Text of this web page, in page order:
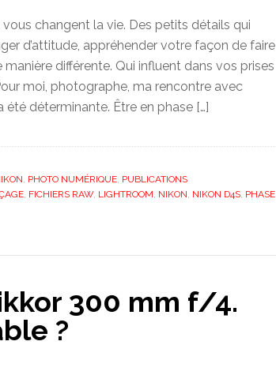
changent la vie. Des petits détails qui
d’attitude, appréhender votre façon de faire
différente. Qui influent dans vos prises
moi, photographe, ma rencontre avec
été déterminante. Être en phase […]
, PHOTO NUMÉRIQUE, PUBLICATIONS
, FICHIERS RAW, LIGHTROOM, NIKON, NIKON D4S, PHASE
300 mm f/4.
?